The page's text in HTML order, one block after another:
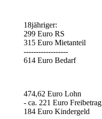
18jähriger:
299 Euro RS
315 Euro Mietanteil
------------------
614 Euro Bedarf
474,62 Euro Lohn
- ca. 221 Euro Freibetrag
184 Euro Kindergeld